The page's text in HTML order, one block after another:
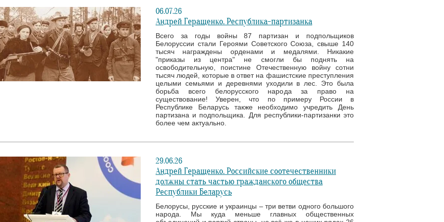
06.07.26
Андрей Геращенко. Республика-партизанка
Всего за годы войны 87 партизан и подпольщиков
Белоруссии стали Героями Советского Союза, свыше 140
тысяч награждены орденами и медалями. Никакие
"приказы из центра" не смогли бы поднять на
освободительную, поистине Отечественную войну сотни
тысяч людей, которые в ответ на фашистские преступления
целыми семьями и деревнями уходили в лес. Это была
борьба всего белорусского народа за право на
существование! Уверен, что по примеру России в
Республике Беларусь также необходимо учредить День
партизана и подпольщика. Для республики-партизанки это
более чем актуально.
29.06.26
Андрей Геращенко. Российские соотечественники
должны стать частью гражданского общества
Республики Беларусь
Белорусы, русские и украинцы – три ветви одного большого
народа. Мы куда меньше главных общественных